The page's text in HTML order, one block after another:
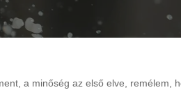
a minőség az első elve,